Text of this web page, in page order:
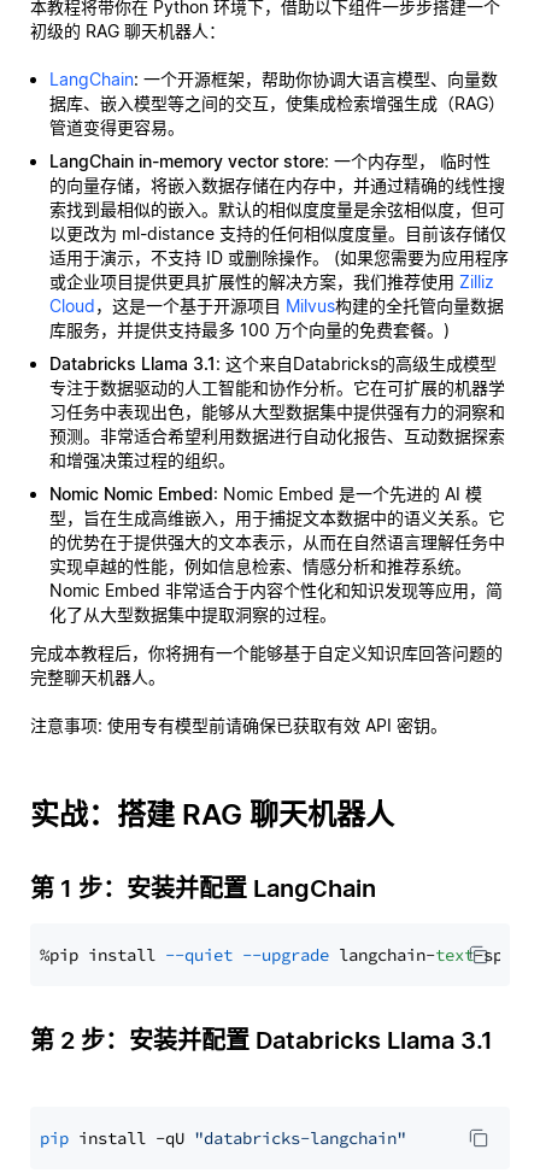
本教程将带你在 Python 环境下，借助以下组件一步步搭建一个
初级的 RAG 聊天机器人：
LangChain: 一个开源框架，帮助你协调大语言模型、向量数
据库、嵌入模型等之间的交互，使集成检索增强生成（RAG）
管道变得更容易。
LangChain in-memory vector store: 一个内存型， 临时性
的向量存储，将嵌入数据存储在内存中，并通过精确的线性搜
索找到最相似的嵌入。默认的相似度度量是余弦相似度，但可
以更改为 ml-distance 支持的任何相似度度量。目前该存储仅
适用于演示，不支持 ID 或删除操作。 (如果您需要为应用程序
或企业项目提供更具扩展性的解决方案，我们推荐使用 Zilliz
Cloud，这是一个基于开源项目 Milvus构建的全托管向量数据
库服务，并提供支持最多 100 万个向量的免费套餐。)
Databricks Llama 3.1: 这个来自Databricks的高级生成模型
专注于数据驱动的人工智能和协作分析。它在可扩展的机器学
习任务中表现出色，能够从大型数据集中提供强有力的洞察和
预测。非常适合希望利用数据进行自动化报告、互动数据探索
和增强决策过程的组织。
Nomic Nomic Embed: Nomic Embed 是一个先进的 AI 模
型，旨在生成高维嵌入，用于捕捉文本数据中的语义关系。它
的优势在于提供强大的文本表示，从而在自然语言理解任务中
实现卓越的性能，例如信息检索、情感分析和推荐系统。
Nomic Embed 非常适合于内容个性化和知识发现等应用，简
化了从大型数据集中提取洞察的过程。
完成本教程后，你将拥有一个能够基于自定义知识库回答问题的
完整聊天机器人。
注意事项: 使用专有模型前请确保已获取有效 API 密钥。
实战：搭建 RAG 聊天机器人
第 1 步：安装并配置 LangChain
%pip install --quiet --upgrade langchain-text
第 2 步：安装并配置 Databricks Llama 3.1
pip install -qU "databricks-langchain"